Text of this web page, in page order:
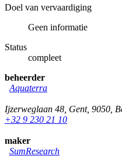
Doel van vervaardiging
Geen informatie
Status
compleet
beheerder
Aquaterra
Ijzerweglaan 48 Gent, 9050
+32 9 230 21 10
maker
SumResearch